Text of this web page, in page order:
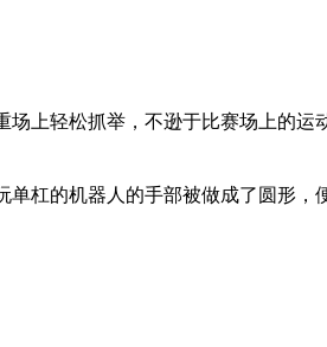
轻松抓举，不逊于比赛场上的运
杠的机器人的手部被做成了圆形，